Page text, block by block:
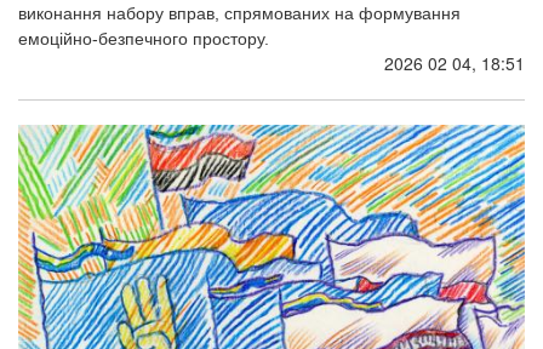
виконання набору вправ, спрямованих на формування
емоційно-безпечного простору.
2026 02 04, 18:51